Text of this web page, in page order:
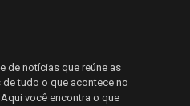
de notícias que reúne as
tudo o que acontece no
você encontra o que